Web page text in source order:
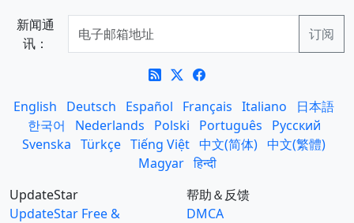
新闻通
讯：
English Deutsch Español Français Italiano
日本語
한국어
Nederlands Polski Português
Русский
Svenska Türkçe Tiếng Việt 中文(简体) 中文(繁體)
Magyar हिन्दी
UpdateStar
UpdateStar Free &
帮助＆反馈
DMCA